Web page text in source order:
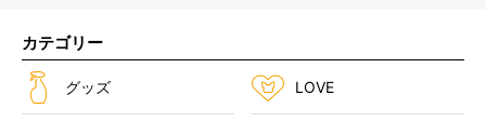
カテゴリー
グッズ LOVE